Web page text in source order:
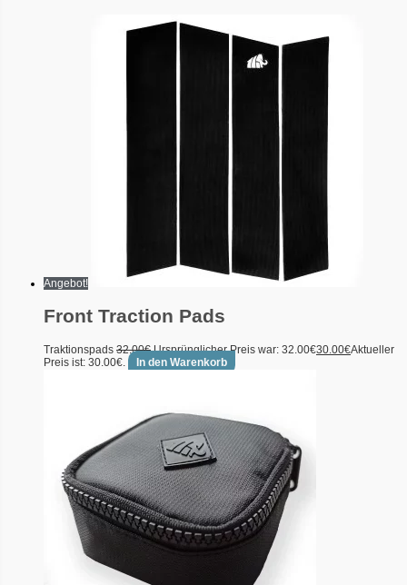
Angebot!
Front Traction Pads
Traktionspads 32.00€ Ursprünglicher Preis war: 32.00€30.00€Aktueller
Preis ist: 30.00€.
In den Warenkorb